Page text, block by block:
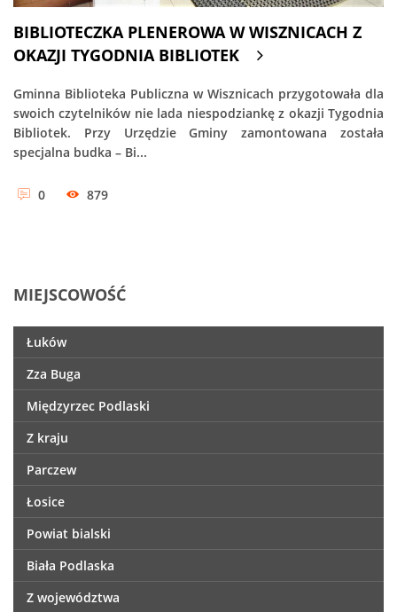
BIBLIOTECZKA PLENEROWA W WISZNICACH Z
OKAZJI TYGODNIA BIBLIOTEK
Gminna Biblioteka Publiczna w Wisznicach przygotowała dla
swoich czytelników nie lada niespodziankę z okazji Tygodnia
Bibliotek. Przy Urzędzie Gminy zamontowana została
specjalna budka – Bi...
0 879
MIEJSCOWOŚĆ
Łuków
Zza Buga
Międzyrzec Podlaski
Z kraju
Parczew
Łosice
Powiat bialski
Biała Podlaska
Z województwa